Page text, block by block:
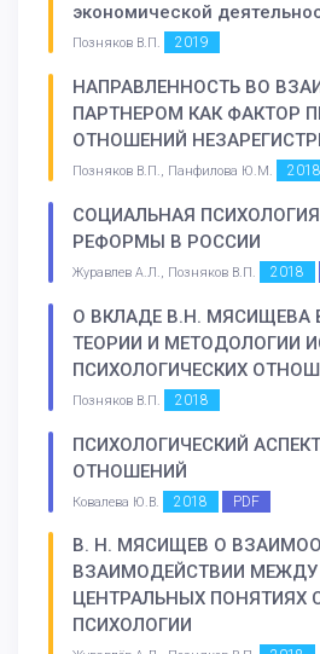
экономической
Позняков В.П. 2019
НАПРАВЛЕННОСТЬ ВО
ПАРТНЕРОМ КАК ФАКТОР
ОТНОШЕНИЙ
Позняков В.П., Панфилова Ю.М. 2018
СОЦИАЛЬНАЯ
РЕФОРМЫ В РОССИИ
Журавлев А.Л., Позняков В.П. 2018
О ВКЛАДЕ В.Н. МЯСИЩЕВА
ТЕОРИИ И МЕТОДОЛОГИИ
ПСИХОЛОГИЧЕСКИХ
Позняков В.П. 2018
ПСИХОЛОГИЧЕСКИЙ
ОТНОШЕНИЙ
Ковалева Ю.В. 2018 PDF
В. Н. МЯСИЩЕВ О
ВЗАИМОДЕЙСТВИИ
ЦЕНТРАЛЬНЫХ ПОНЯТИЯХ
ПСИХОЛОГИИ